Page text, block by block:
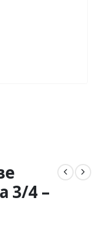
3/4 –